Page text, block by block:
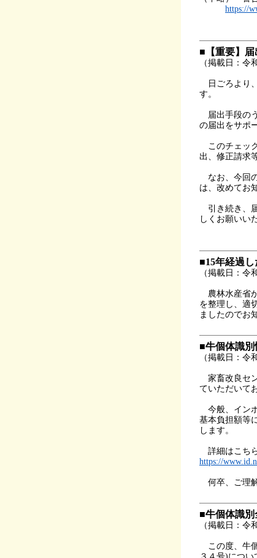
https://
■【重要】届
（掲載日：令
日ごろより
す。
届出手段の
の届出をサポ
このチェッ
出、修正請求
なお、今回
は、改めてお
引き続き、
しくお願いい
■15年経過
（掲載日：令
農林水産省
を整理し、適
ましたのでお
■牛個体識
（掲載日：令
家畜改良セ
ていただいて
今般、イン
基本負担額等
します。
詳細はこち
https://
何卒、ご理
■牛個体識
（掲載日：令
この度、牛